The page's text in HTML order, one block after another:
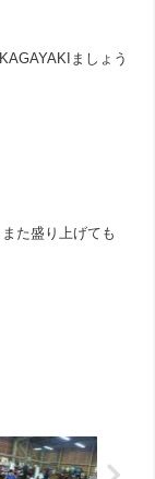
ましょう
た盛り上げても